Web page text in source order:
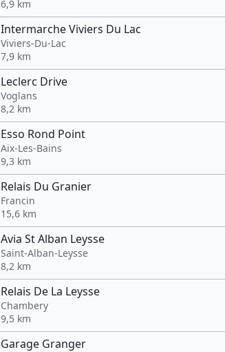
6,9 km
Intermarche Viviers Du Lac
Viviers-Du-Lac
7,9 km
Leclerc Drive
Voglans
8,2 km
Esso Rond Point
Aix-Les-Bains
9,3 km
Relais Du Granier
Francin
15,6 km
Avia St Alban Leysse
Saint-Alban-Leysse
8,2 km
Relais De La Leysse
Chambery
9,5 km
Garage Granger